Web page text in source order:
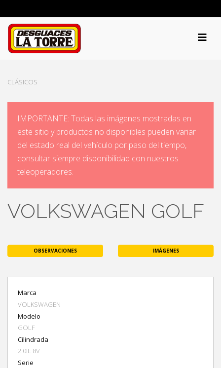
CLÁSICOS
IMPORTANTE: Todas las imágenes mostradas en
este sitio y productos no disponibles pueden variar
del estado real del vehículo por paso del tiempo,
consultar siempre disponibilidad con nuestros
teleoperadores.
VOLKSWAGEN GOLF
OBSERVACIONES IMÁGENES
Marca
VOLKSWAGEN
Modelo
GOLF
Cilindrada
2.0IE 8V
Serie